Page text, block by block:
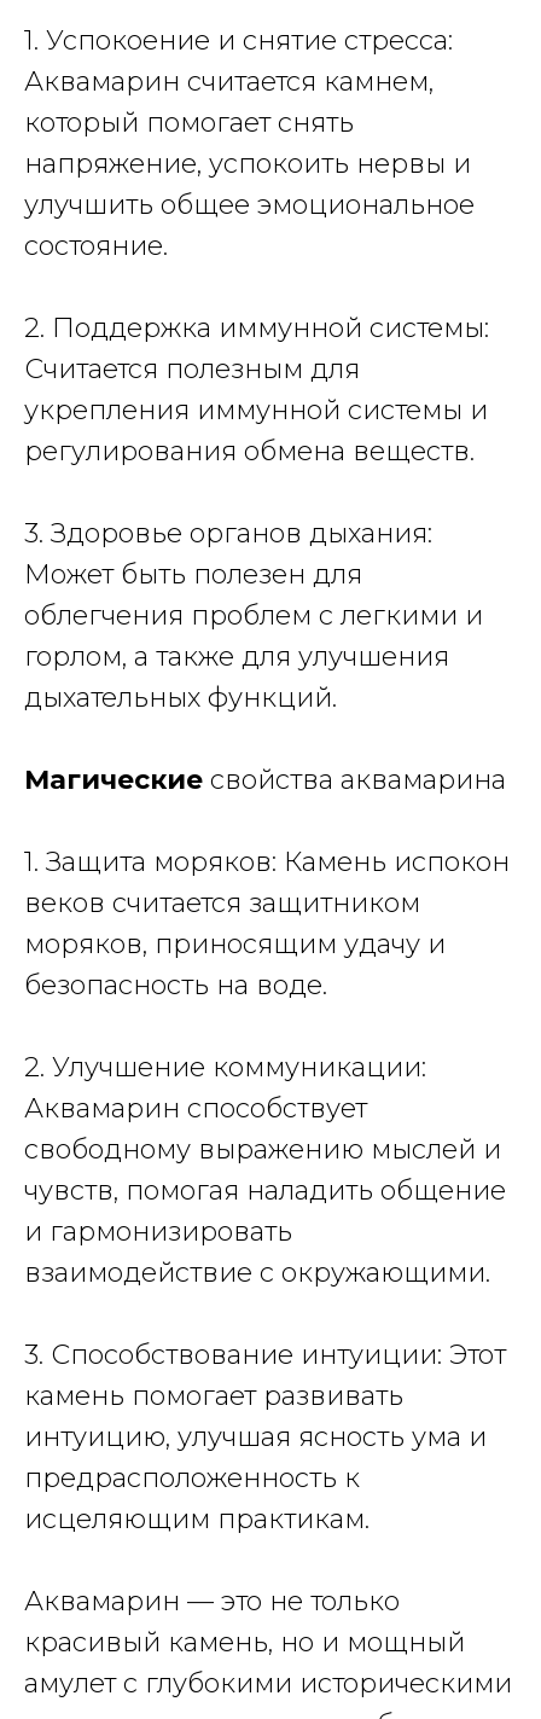
1. Успокоение и снятие стресса:
Аквамарин считается камнем,
который помогает снять
напряжение, успокоить нервы и
улучшить общее эмоциональное
состояние.
2. Поддержка иммунной системы:
Считается полезным для
укрепления иммунной системы и
регулирования обмена веществ.
3. Здоровье органов дыхания:
Может быть полезен для
облегчения проблем с легкими и
горлом, а также для улучшения
дыхательных функций.
Магические свойства аквамарина
1. Защита моряков: Камень испокон
веков считается защитником
моряков, приносящим удачу и
безопасность на воде.
2. Улучшение коммуникации:
Аквамарин способствует
свободному выражению мыслей и
чувств, помогая наладить общение
и гармонизировать
взаимодействие с окружающими.
3. Способствование интуиции: Этот
камень помогает развивать
интуицию, улучшая ясность ума и
предрасположенность к
исцеляющим практикам.
Аквамарин — это не только
красивый камень, но и мощный
амулет с глубокими историческими